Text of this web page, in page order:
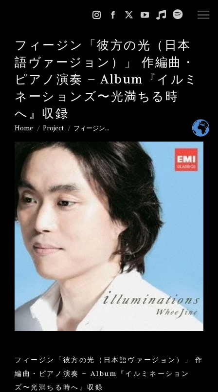
Instagram
opens
in
new
window
Facebook
opens
in
new
window
X
opens
in
new
window
YouTube
opens
in
new
Music
opens
in
new
window
Spotify
opens
in
new
フィージン「彼方の光（日本
語ヴァージョン）」 作編曲・
ピアノ演奏 – Album『イルミ
ネーションズ〜光満ちる時
へ』収録
You are here:
Home Project フィージン…
フィージン「彼方の光（日本語ヴァージョン）」 作
編曲・ピアノ演奏 – Album『イルミネーション
ズ〜光満ちる時へ』収録